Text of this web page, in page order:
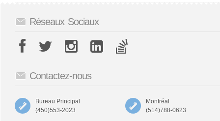
Réseaux Sociaux
Contactez-nous
Bureau Principal
(450)553-2023
Montréal
(514)788-0623